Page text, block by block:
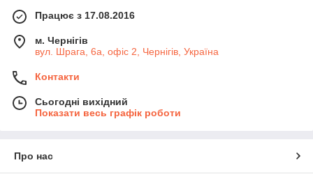
Працює з 17.08.2016
м. Чернігів
вул. Шрага, 6а, офіс 2, Чернігів, Україна
Контакти
Сьогодні вихідний
Показати весь графік роботи
Про нас